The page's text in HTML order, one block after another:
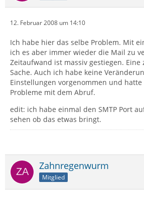
12. Februar 2008 um 14:10
Ich habe hier das selbe Problem. Mit
ich es aber immer wieder die Mail zu
Zeitaufwand ist massiv gestiegen.
Sache. Auch ich habe keine
Einstellungen vorgenommen und hatte
Probleme mit dem Abruf.
edit: ich habe einmal den SMTP Port
sehen ob das etwas bringt.
Zahnregenwurm
Mitglied